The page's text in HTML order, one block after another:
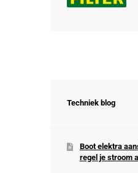
Techniek blog
Boot elektra
regel je stroom